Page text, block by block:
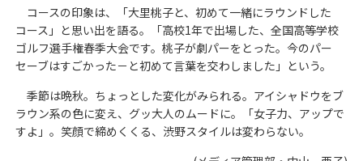
コースの印象は、「大里桃子と、初めて一緒にラウンドした
コース」と思い出を語る。「高校1年で出場した、全国高等学校
ゴルフ選手権春季大会です。桃子が劇パーをとった。今のパー
セーブはすごかった－と初めて言葉を交わしました」という。
季節は晩秋。ちょっとした変化がみられる。アイシャドウをブ
ラウン系の色に変え、グッ大人のムードに。「女子力、アップで
すよ」。笑顔で締めくくる、渋野スタイルは変わらない。